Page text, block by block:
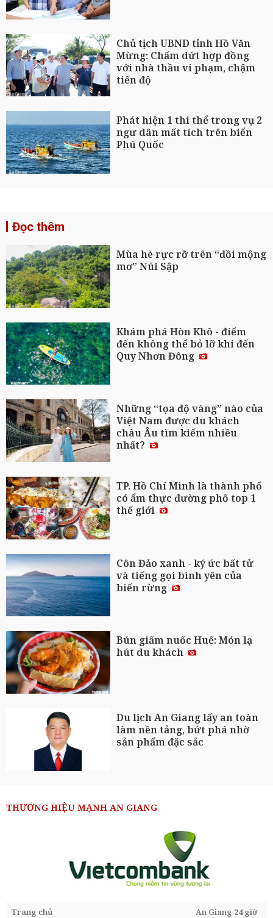
Chủ tịch UBND tỉnh Hồ Văn
Mừng: Chấm dứt hợp đồng
với nhà thầu vi phạm, chậm
tiến độ
Phát hiện 1 thi thể trong vụ 2
ngư dân mất tích trên biển
Phú Quốc
Đọc thêm
Mùa hè rực rỡ trên “đồi mộng
mơ” Núi Sập
Khám phá Hòn Khô - điểm
đến không thể bỏ lỡ khi đến
Quy Nhơn Đông
Những “tọa độ vàng” nào của
Việt Nam được du khách
châu Âu tìm kiếm nhiều
nhất?
TP. Hồ Chí Minh là thành phố
có ẩm thực đường phố top 1
thế giới
Côn Đảo xanh - ký ức bất tử
và tiếng gọi bình yên của
biển rừng
Bún giấm nuốc Huế: Món lạ
hút du khách
Du lịch An Giang lấy an toàn
làm nền tảng, bứt phá nhờ
sản phẩm đặc sắc
THƯƠNG HIỆU MẠNH AN GIANG
Trang chủ
An Giang 24 giờ